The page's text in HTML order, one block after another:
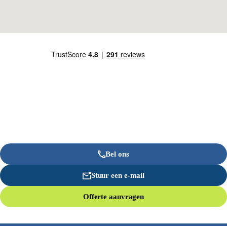
Bel ons
Stuur een e-mail
Offerte aanvragen